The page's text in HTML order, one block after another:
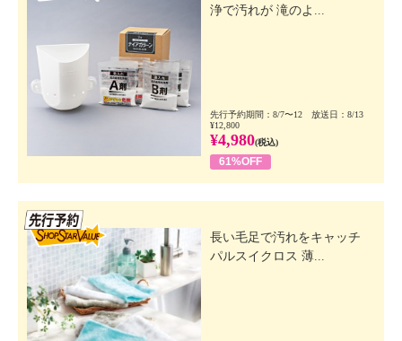
浄で汚れが 滝のよ...
先行予約期間：8/7〜12 放送日：8/13
¥12,800
¥4,980(税込)
61%OFF
長い毛足で汚れをキャッチ
パルスイクロス 薄...